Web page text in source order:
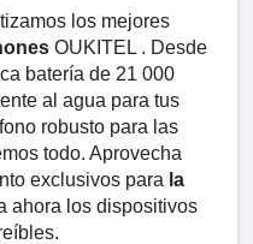
los mejores
OUKITEL . Desde
batería de 21 000
al agua para tus
robusto para las
todo. Aprovecha
exclusivos para la
ahora los dispositivos